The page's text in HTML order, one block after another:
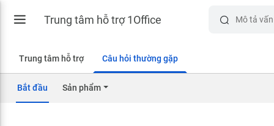
Trung tâm hỗ trợ 1Office
Trung tâm hỗ trợ Câu hỏi thường gặp
Bắt đầu Sản phẩm